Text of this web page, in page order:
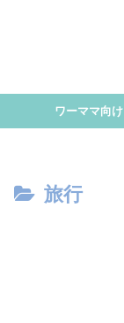
ワーママ向
旅行